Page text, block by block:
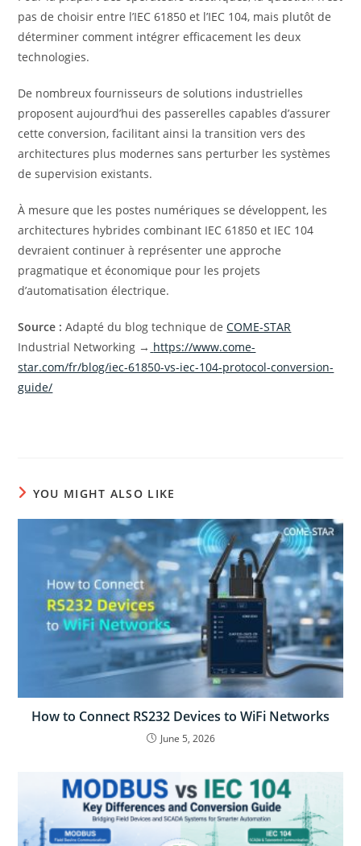
pas de choisir entre l’IEC 61850 et l’IEC 104, mais plutôt de
déterminer comment intégrer efficacement les deux
technologies.
De nombreux fournisseurs de solutions industrielles
proposent aujourd’hui des passerelles capables d’assurer
cette conversion, facilitant ainsi la transition vers des
architectures plus modernes sans perturber les systèmes
de supervision existants.
À mesure que les postes numériques se développent, les
architectures hybrides combinant IEC 61850 et IEC 104
devraient continuer à représenter une approche
pragmatique et économique pour les projets
d’automatisation électrique.
Source : Adapté du blog technique deCOME-STAR
Industrial Networking → https://www.come-
star.com/fr/blog/iec-61850-vs-iec-104-protocol-conversion-
guide/
YOU MIGHT ALSO LIKE
How to Connect RS232 Devices to WiFi Networks
June 5, 2026